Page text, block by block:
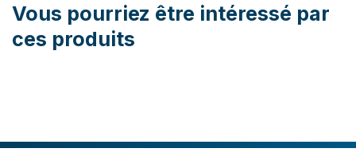
Vous pourriez être intéressé par
ces produits